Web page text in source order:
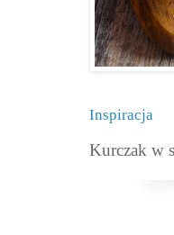
Inspiracja
Kurczak w